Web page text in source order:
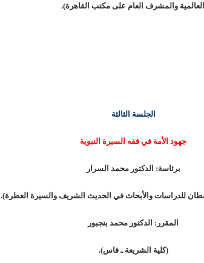
والمشرف العام على مكتب القاهرة).
الجلسة الثالثة
جهود الأمة في فقه السيرة النبوية
برئاسة: الدكتور محمد السرار
للدراسات والأبحاث في الحديث الشريف والسيرة العطرة).
المقرر: الدكتور محمد بنجبور
(كلية الشريعة ـ فاس).